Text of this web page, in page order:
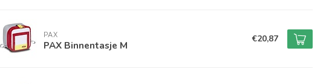
PAX
PAX Binnentasje M €20,87